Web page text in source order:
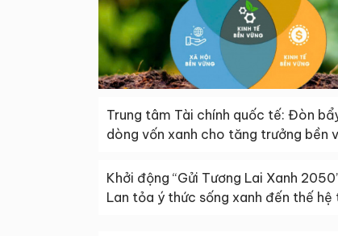
Trung tâm Tài chính quốc tế: Đòn
dòng vốn xanh cho tăng trưởng bền
Khởi động “Gửi Tương Lai Xanh
Lan tỏa ý thức sống xanh đến thế hệ